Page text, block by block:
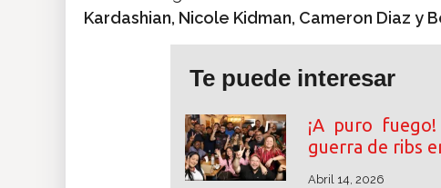
Kardashian, Nicole Kidman, Cameron Diaz y
Te puede interesar
¡A puro
guerra de ribs
Abril 14, 2026